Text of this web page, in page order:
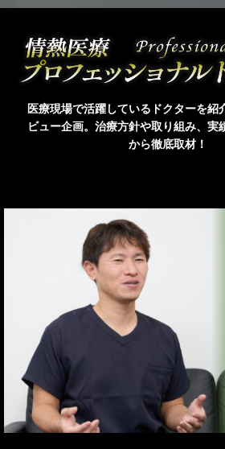
医療現場で活躍しているドクターを紹
ビュー企画。治療方針や取り組み、実
から徹底取材！